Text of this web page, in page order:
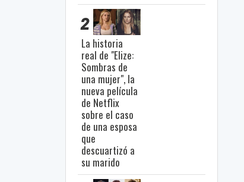
2
La historia
real de "Elize:
Sombras de
una mujer", la
nueva película
de Netflix
sobre el caso
de una esposa
que
descuartizó a
su marido